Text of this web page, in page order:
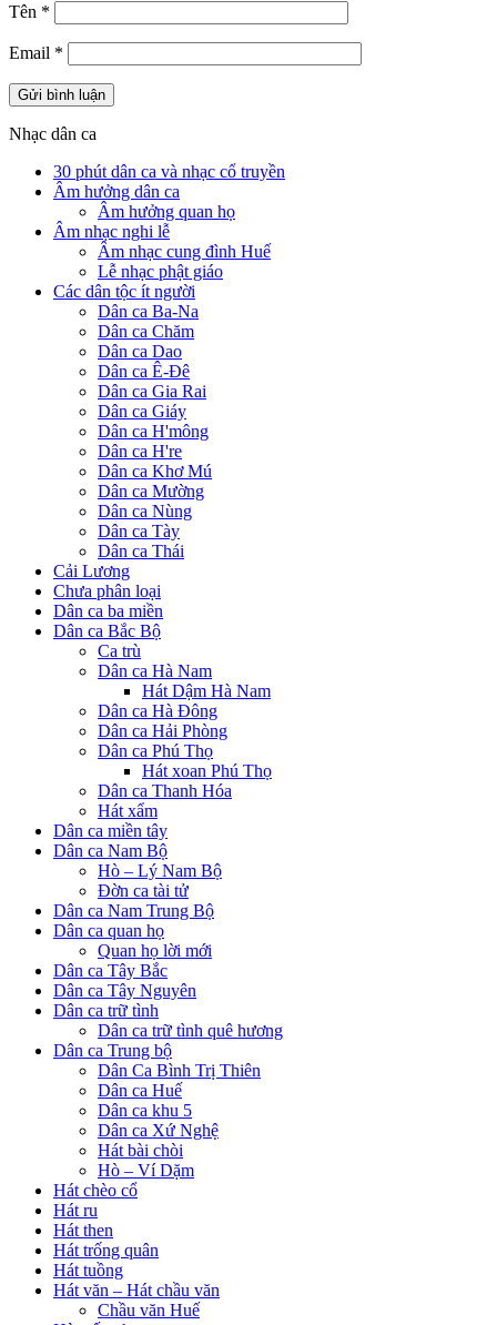
Tên *
Email *
Nhạc dân ca
30 phút dân ca và nhạc cổ truyền
Âm hưởng dân ca
Âm hưởng quan họ
Âm nhạc nghi lễ
Âm nhạc cung đình Huế
Lễ nhạc phật giáo
Các dân tộc ít người
Dân ca Ba-Na
Dân ca Chăm
Dân ca Dao
Dân ca Ê-Đê
Dân ca Gia Rai
Dân ca Giáy
Dân ca H'mông
Dân ca H're
Dân ca Khơ Mú
Dân ca Mường
Dân ca Nùng
Dân ca Tày
Dân ca Thái
Cải Lương
Chưa phân loại
Dân ca ba miền
Dân ca Bắc Bộ
Ca trù
Dân ca Hà Nam
Hát Dậm Hà Nam
Dân ca Hà Đông
Dân ca Hải Phòng
Dân ca Phú Thọ
Hát xoan Phú Thọ
Dân ca Thanh Hóa
Hát xẩm
Dân ca miền tây
Dân ca Nam Bộ
Hò – Lý Nam Bộ
Đờn ca tài tử
Dân ca Nam Trung Bộ
Dân ca quan họ
Quan họ lời mới
Dân ca Tây Bắc
Dân ca Tây Nguyên
Dân ca trữ tình
Dân ca trữ tình quê hương
Dân ca Trung bộ
Dân Ca Bình Trị Thiên
Dân ca Huế
Dân ca khu 5
Dân ca Xứ Nghệ
Hát bài chòi
Hò – Ví Dặm
Hát chèo cổ
Hát ru
Hát then
Hát trống quân
Hát tuồng
Hát văn – Hát chầu văn
Chầu văn Huế